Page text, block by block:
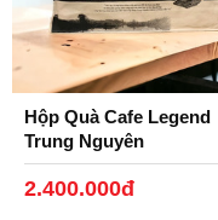
Hộp Quà Cafe Legend
Trung Nguyên
2.400.000đ